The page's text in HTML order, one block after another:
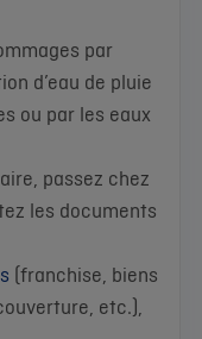
par
d’eau de pluie
ou par les eaux
passez chez
les documents
(franchise, biens
etc.),